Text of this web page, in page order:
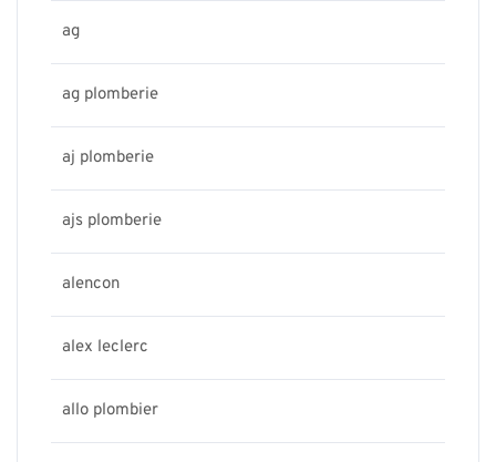
ag
ag plomberie
aj plomberie
ajs plomberie
alencon
alex leclerc
allo plombier